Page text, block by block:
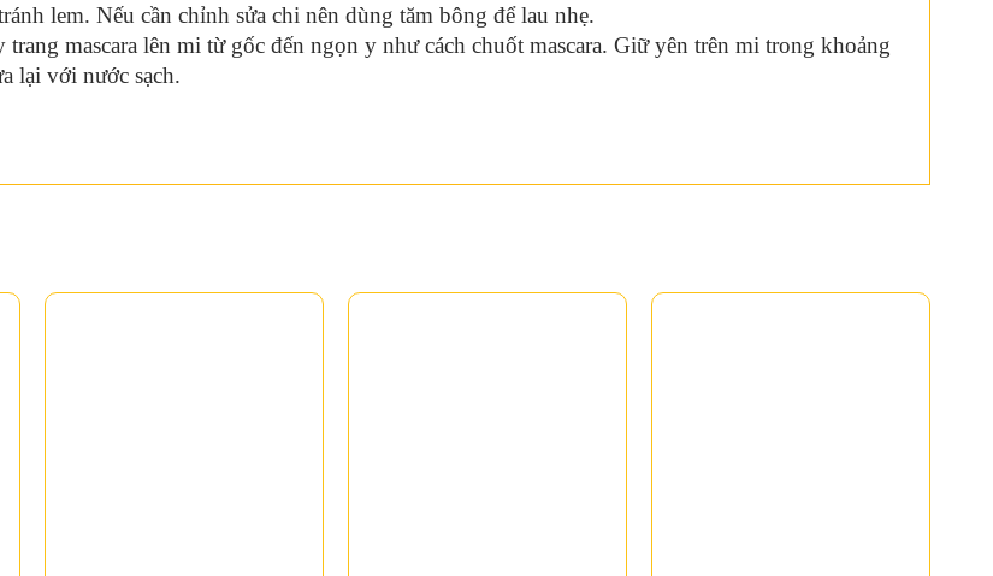
lem. Nếu cần chỉnh sửa chi nên dùng tăm bông để lau nhẹ.
mascara lên mi từ gốc đến ngọn y như cách chuốt mascara. Giữ yên trên mi trong khoảng
lại với nước sạch.